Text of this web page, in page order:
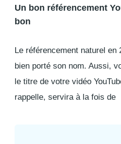
Un bon référencement
bon
Le référencement naturel en
bien porté son nom. Aussi,
le titre de votre vidéo
rappelle, servira à la fois de